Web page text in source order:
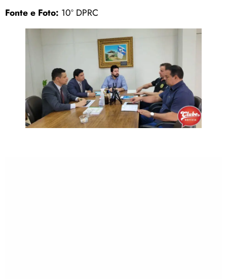
Fonte e Foto: 10º DPRC